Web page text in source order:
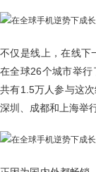
不仅是线上，在线下
在全球26个城市举
共有1.5万人参与这
深圳、成都和上海举